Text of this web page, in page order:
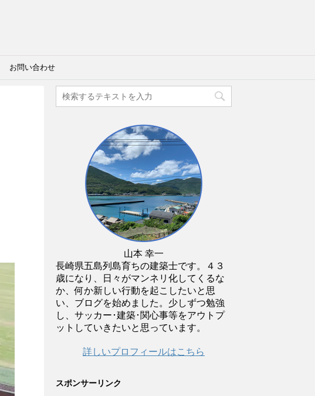
お問い合わせ
山本 幸一
長崎県五島列島育ちの建築士です。４３
歳になり、日々がマンネリ化してくるな
か、何か新しい行動を起こしたいと思
い、ブログを始めました。少しずつ勉強
し、サッカー･建築･関心事等をアウトプ
ットしていきたいと思っています。
詳しいプロフィールはこちら
スポンサーリンク